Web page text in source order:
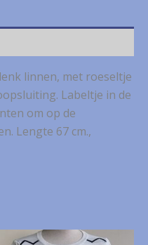
linnen, met roeseltje
Labeltje in de
om op de
Lengte 67 cm.,